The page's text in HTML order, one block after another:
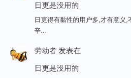
日更是没用的
日更得有黏性的用户多,才有意义,
辛…
劳动者发表在
日更是没用的